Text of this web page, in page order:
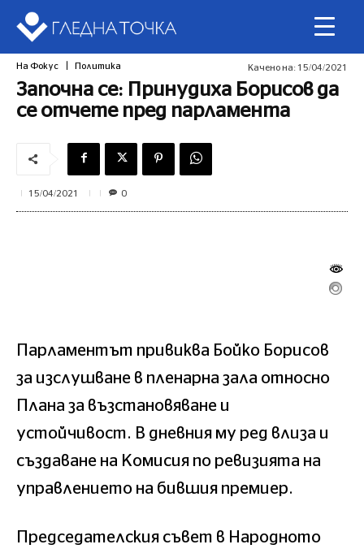
На Фокус Политика Качено на: 15/04/2021
Започна се: Принудиха Борисов да
се отчете пред парламента
15/04/2021 0
Парламентът привиква Бойко Борисов
за изслушване в пленарна зала относно
Плана за възстановяване и
устойчивост. В дневния му ред влиза и
създаване на Комисия по ревизията на
управлението на бившия премиер.
Председателския съвет в Народното